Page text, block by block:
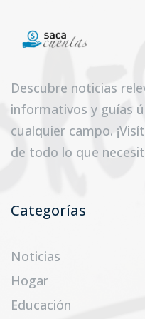
Descubre noticias
informativos y guías
cualquier campo.
de todo lo que
Categorías
Noticias
Hogar
Educación